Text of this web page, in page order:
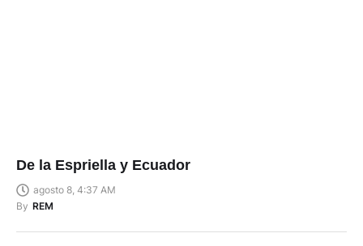
De la Espriella y Ecuador
agosto 8, 4:37 AM
By REM